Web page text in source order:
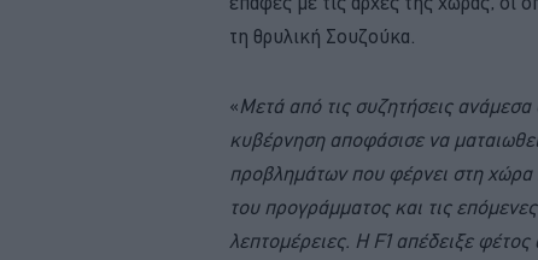
τη θρυλική Σουζούκα.
«Μετά από τις συζητήσεις
κυβέρνηση αποφάσισε να
προβλημάτων που φέρνει στη
του προγράμματος και τις
λεπτομέρειες. Η F1 απέδειξε